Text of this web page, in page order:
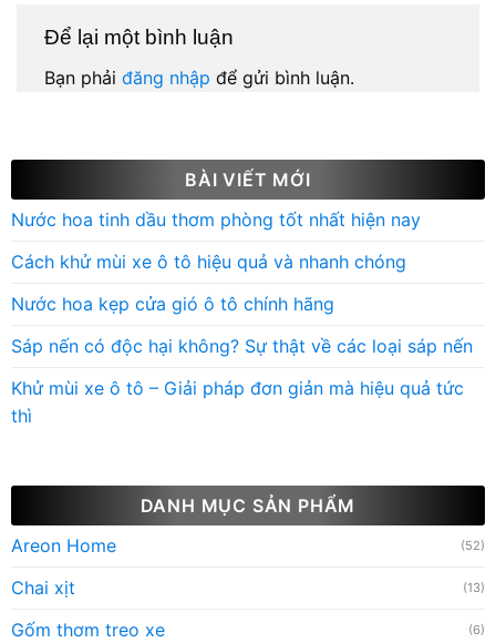
Để lại một bình luận
Bạn phải đăng nhập để gửi bình luận.
BÀI VIẾT MỚI
Nước hoa tinh dầu thơm phòng tốt nhất hiện nay
Cách khử mùi xe ô tô hiệu quả và nhanh chóng
Nước hoa kẹp cửa gió ô tô chính hãng
Sáp nến có độc hại không? Sự thật về các loại sáp nến
Khử mùi xe ô tô – Giải pháp đơn giản mà hiệu quả tức
thì
DANH MỤC SẢN PHẨM
Areon Home
(52)
Chai xịt (13)
Gốm thơm treo xe (6)